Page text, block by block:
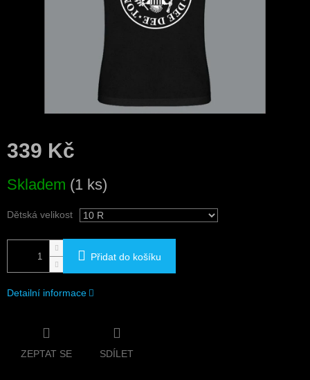
339 Kč
cena:
Skladem (1 ks)
Dětská velikost
Přidat do košíku
Detailní informace
ZEPTAT SE SDÍLET